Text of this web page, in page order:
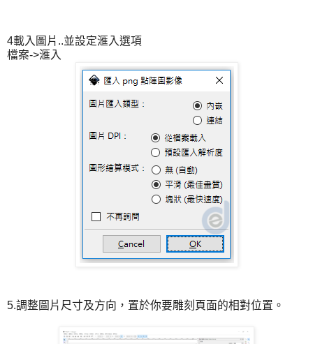
4載入圖片..並設定滙入選項
檔案->滙入
5.調整圖片尺寸及方向，置於你要雕刻頁面的相對位置。